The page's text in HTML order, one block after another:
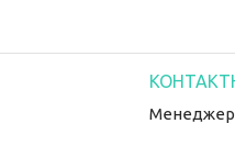
Менеджер